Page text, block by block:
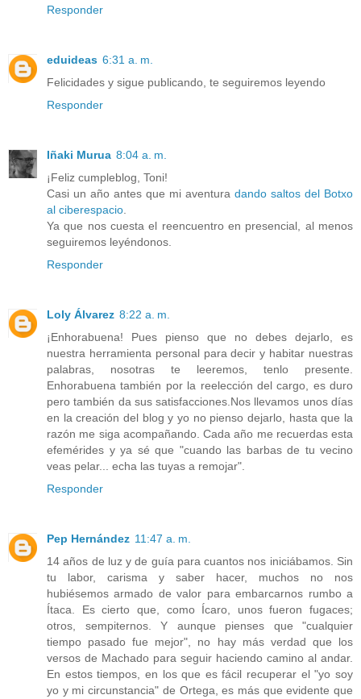
Responder
eduideas 6:31 a. m.
Felicidades y sigue publicando, te seguiremos leyendo
Responder
Iñaki Murua 8:04 a. m.
¡Feliz cumpleblog, Toni!
Casi un año antes que mi aventura dando saltos del Botxo
al ciberespacio
Ya que nos cuesta el reencuentro en presencial, al menos
seguiremos leyéndonos.
Responder
Loly Álvarez 8:22 a. m.
¡Enhorabuena! Pues pienso que no debes dejarlo, es
nuestra herramienta personal para decir y habitar nuestras
palabras, nosotras te leeremos, tenlo presente.
Enhorabuena también por la reelección del cargo, es duro
pero también da sus satisfacciones.Nos llevamos unos días
en la creación del blog y yo no pienso dejarlo, hasta que la
razón me siga acompañando. Cada año me recuerdas esta
efemérides y ya sé que "cuando las barbas de tu vecino
veas pelar... echa las tuyas a remojar".
Responder
Pep Hernández 11:47 a. m.
14 años de luz y de guía para cuantos nos iniciábamos. Sin
tu labor, carisma y saber hacer, muchos no nos
hubiésemos armado de valor para embarcarnos rumbo a
Ítaca. Es cierto que, como Ícaro, unos fueron fugaces;
otros, sempiternos. Y aunque pienses que "cualquier
tiempo pasado fue mejor", no hay más verdad que los
versos de Machado para seguir haciendo camino al andar.
En estos tiempos, en los que es fácil recuperar el "yo soy
yo y mi circunstancia" de Ortega, es más que evidente que